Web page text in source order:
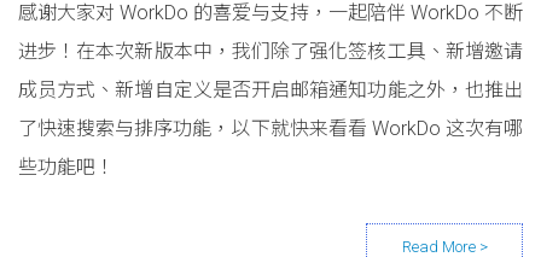
感谢大家对 WorkDo 的喜爱与支持，一起陪伴 WorkDo 不断
进步！在本次新版本中，我们除了强化签核工具、新增邀请
成员方式、新增自定义是否开启邮箱通知功能之外，也推出
了快速搜索与排序功能，以下就快来看看 WorkDo 这次有哪
些功能吧！